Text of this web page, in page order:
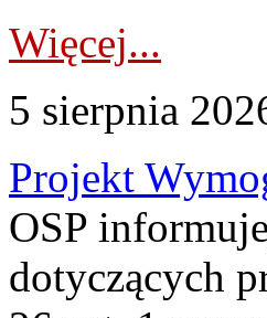
Więcej...
5 sierpnia
Projekt
OSP
dotyczących